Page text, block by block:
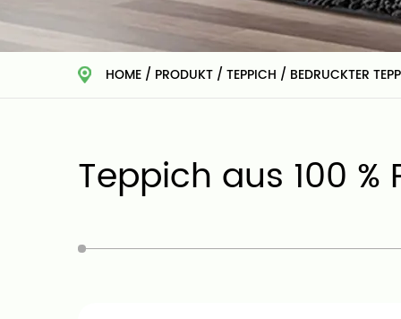
HOME / PRODUKT / TEPPICH / BEDRUCKTER
Teppich aus 100